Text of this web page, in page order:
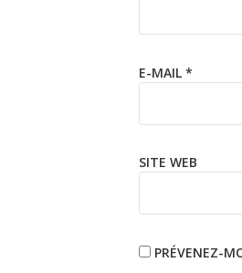
E-MAIL *
SITE WEB
PRÉVENEZ-